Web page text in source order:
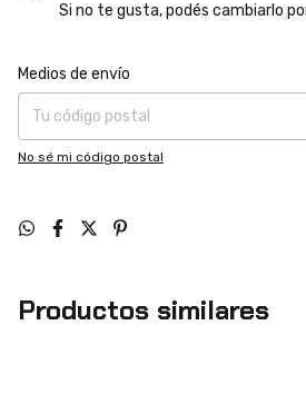
Si no te gusta, podés cambiarlo
Entregas para el CP:
Medios de envío
No sé mi código postal
Productos similares